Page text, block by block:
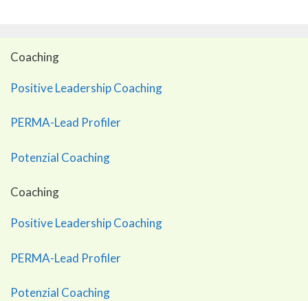
Coaching
Positive Leadership Coaching
PERMA-Lead Profiler
Potenzial Coaching
Coaching
Positive Leadership Coaching
PERMA-Lead Profiler
Potenzial Coaching